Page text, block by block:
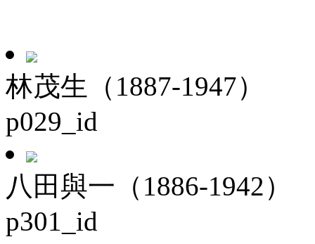
林茂生（1887-1947）
p029_id
八田與一（1886-1942）
p301_id